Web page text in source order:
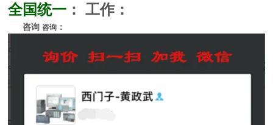
全国统一 ： 工作：
咨询 咨询 ：